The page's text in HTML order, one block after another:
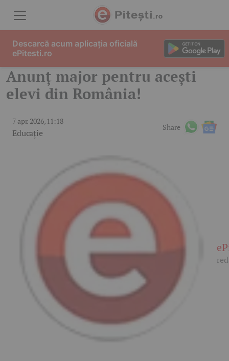
Anunț major pentru acești
elevi din România!
7 apr. 2026, 11:18
Educație
Share
Descarcă acum aplicația oficială
ePitesti.ro